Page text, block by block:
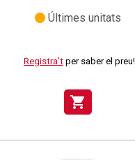
Últimes unitats
Registra't per saber el preu!
shopping_cart